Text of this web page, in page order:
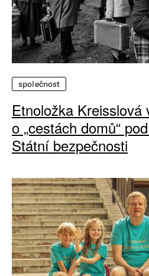
společnost
Etnoložka Kreisslová
o „cestách domů“
Státní bezpečnosti